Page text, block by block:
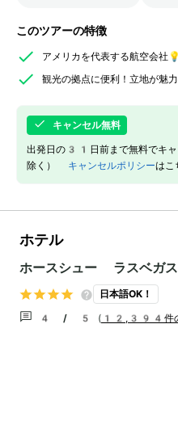
このツアーの特徴
アメリカを代表する航空会社
観光の拠点に便利！立地が魅
キャンセル無料
出発日の31日前まで無料でキ
除く） キャンセルポリシーはこ
ホテル
ホースシュー ラスベガス
日本語OK！
4 / 5 ( 12,394件の